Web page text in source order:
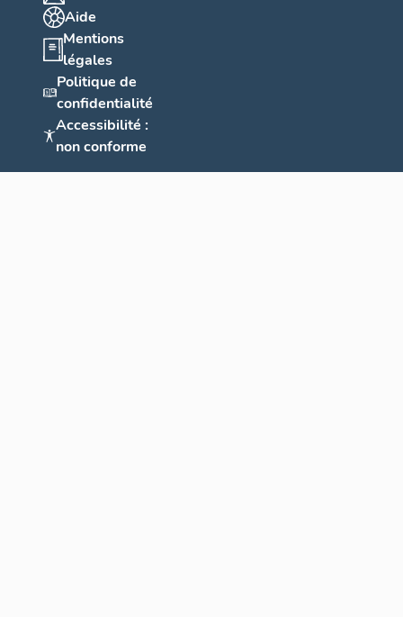
Aide
Mentions
légales
Politique de
confidentialité
Accessibilité :
non conforme